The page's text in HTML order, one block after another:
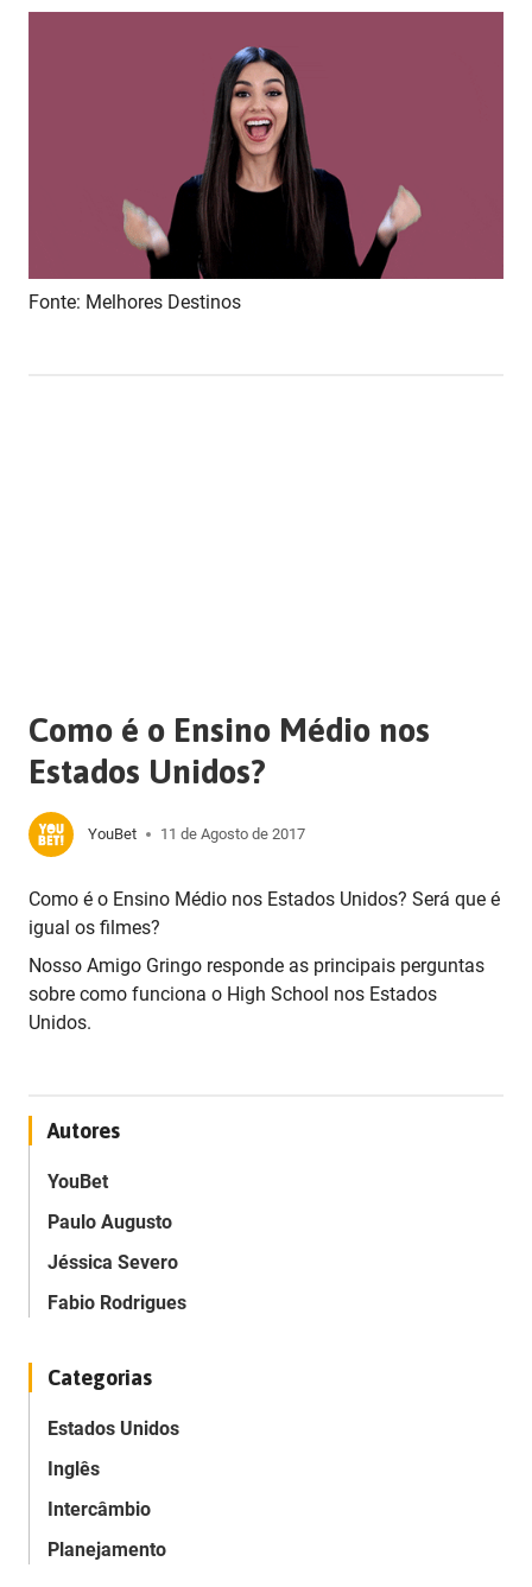
Fonte: Melhores Destinos
Como é o Ensino Médio nos
Estados Unidos?
YouBet 11 de Agosto de 2017
Como é o Ensino Médio nos Estados Unidos? Será que é
igual os filmes?
Nosso Amigo Gringo responde as principais perguntas
sobre como funciona o High School nos Estados
Unidos.
Autores
YouBet
Paulo Augusto
Jéssica Severo
Fabio Rodrigues
Categorias
Estados Unidos
Inglês
Intercâmbio
Planejamento